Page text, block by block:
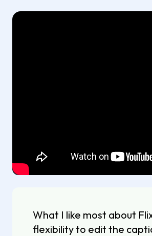
What I like most about
flexibility to edit the